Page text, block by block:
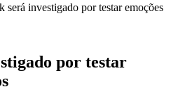
será investigado por testar emoções
por testar